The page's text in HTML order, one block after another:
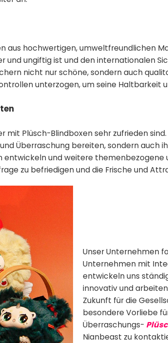
aus hochwertigen, umweltfreundlichen
und ungiftig ist und den internationalen
nicht nur schöne, sondern auch
unterzogen, um seine Haltbarkeit
Plüsch-Blindboxen sehr zufrieden
Überraschung bereiten, sondern auch
und weitere themenbezogene
zu befriedigen und die Frische und
Unser Unternehmen
Unternehmen mit
entwickeln uns
innovativ und
Zukunft für die
besondere Vorliebe
Überraschungs-
Nianbeast zu